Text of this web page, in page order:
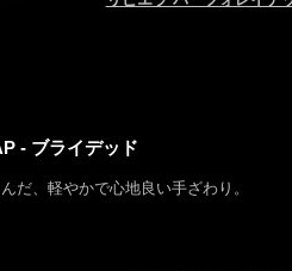
- ブライデッド
だ、軽やかで心地良い手ざわり。